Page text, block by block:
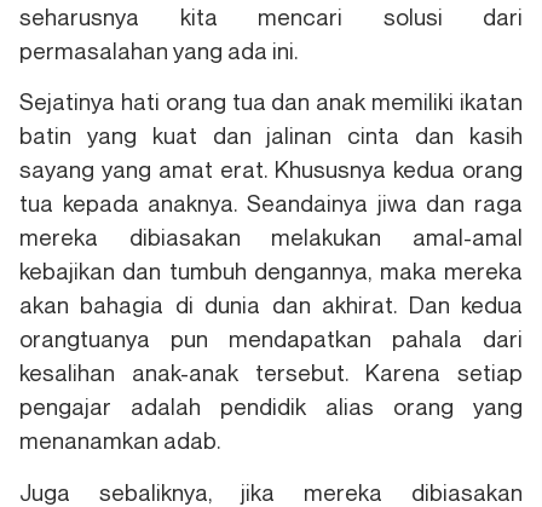
seharusnya kita mencari solusi dari
permasalahan yang ada ini.
Sejatinya hati orang tua dan anak memiliki ikatan
batin yang kuat dan jalinan cinta dan kasih
sayang yang amat erat. Khususnya kedua orang
tua kepada anaknya. Seandainya jiwa dan raga
mereka dibiasakan melakukan amal-amal
kebajikan dan tumbuh dengannya, maka mereka
akan bahagia di dunia dan akhirat. Dan kedua
orangtuanya pun mendapatkan pahala dari
kesalihan anak-anak tersebut. Karena setiap
pengajar adalah pendidik alias orang yang
menanamkan adab.
Juga sebaliknya, jika mereka dibiasakan